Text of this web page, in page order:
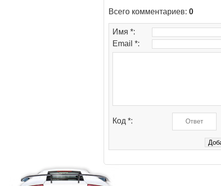
Всего комментариев: 0
Имя *:
Email *:
Код *: